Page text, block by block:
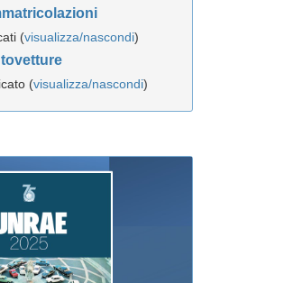
(visualizza/nascondi)
(visualizza/nascondi)